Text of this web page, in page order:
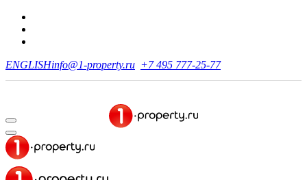
ENGLISHinfo@1-property.ru +7 495 777-25-77